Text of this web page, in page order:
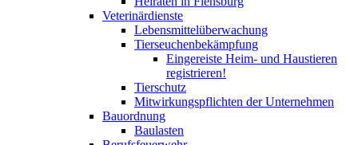
Veterinärdienste
Lebensmittelüberwachung
Tierseuchenbekämpfung
Eingereiste Heim- und Haustieren
registrieren!
Tierschutz
Mitwirkungspflichten der Unternehmen
Bauordnung
Baulasten